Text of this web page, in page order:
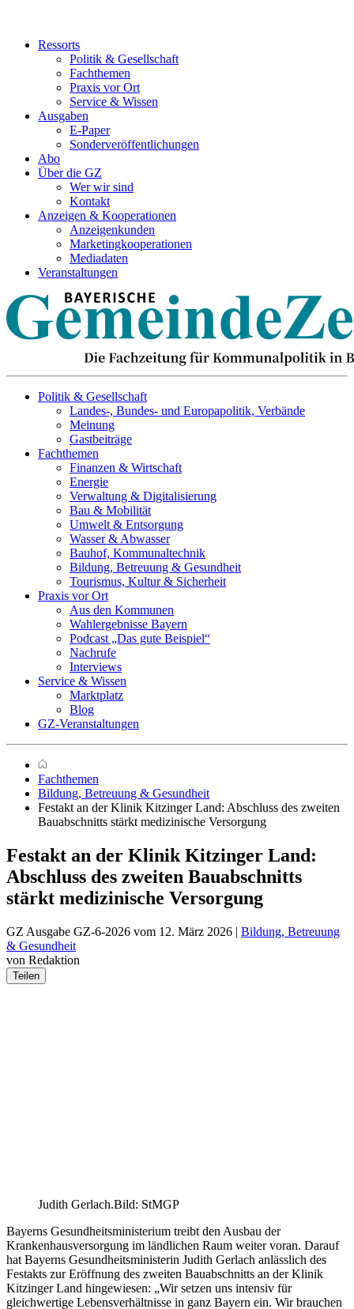
Ressorts
Politik & Gesellschaft
Fachthemen
Praxis vor Ort
Service & Wissen
Ausgaben
E-Paper
Sonderveröffentlichungen
Abo
Über die GZ
Wer wir sind
Kontakt
Anzeigen & Kooperationen
Anzeigenkunden
Marketingkooperationen
Mediadaten
Veranstaltungen
Politik & Gesellschaft
Landes-, Bundes- und Europapolitik, Verbände
Meinung
Gastbeiträge
Fachthemen
Finanzen & Wirtschaft
Energie
Verwaltung & Digitalisierung
Bau & Mobilität
Umwelt & Entsorgung
Wasser & Abwasser
Bauhof, Kommunaltechnik
Bildung, Betreuung & Gesundheit
Tourismus, Kultur & Sicherheit
Praxis vor Ort
Aus den Kommunen
Wahlergebnisse Bayern
Podcast „Das gute Beispiel“
Nachrufe
Interviews
Service & Wissen
Marktplatz
Blog
GZ-Veranstaltungen
Fachthemen
Bildung, Betreuung & Gesundheit
Festakt an der Klinik Kitzinger Land: Abschluss des zweiten
Bauabschnitts stärkt medizinische Versorgung
Festakt an der Klinik Kitzinger Land:
Abschluss des zweiten Bauabschnitts
stärkt medizinische Versorgung
GZ Ausgabe GZ-6-2026 vom 12. März 2026 | Bildung, Betreuung
& Gesundheit
von Redaktion
Teilen
Judith Gerlach.Bild: StMGP
Bayerns Gesundheitsministerium treibt den Ausbau der
Krankenhausversorgung im ländlichen Raum weiter voran. Darauf
hat Bayerns Gesundheitsministerin Judith Gerlach anlässlich des
Festakts zur Eröffnung des zweiten Bauabschnitts an der Klinik
Kitzinger Land hingewiesen: „Wir setzen uns intensiv für
gleichwertige Lebensverhältnisse in ganz Bayern ein. Wir brauchen